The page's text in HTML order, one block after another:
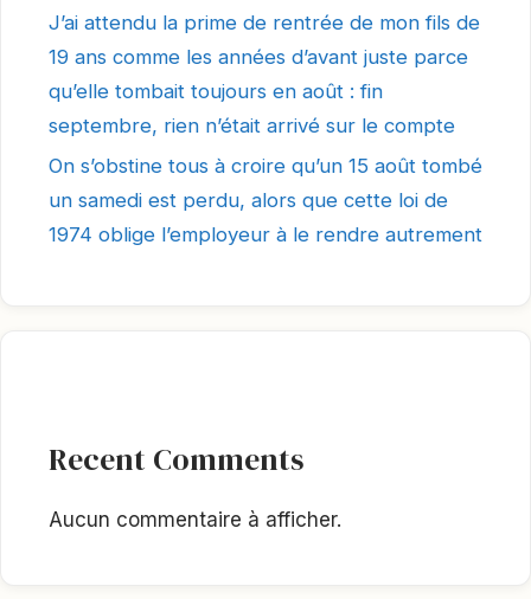
J’ai attendu la prime de rentrée de mon fils de
19 ans comme les années d’avant juste parce
qu’elle tombait toujours en août : fin
septembre, rien n’était arrivé sur le compte
On s’obstine tous à croire qu’un 15 août tombé
un samedi est perdu, alors que cette loi de
1974 oblige l’employeur à le rendre autrement
Recent Comments
Aucun commentaire à afficher.